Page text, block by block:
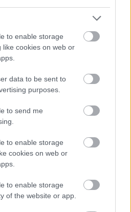
to enable storage
like cookies on web or
data to be sent to
purposes.
to send me
to enable storage
cookies on web or
to enable storage
of the website or app.
akarta megöletni
kecskeméti
egy kecskeméti férfi – a
közlése szerint ez az információ